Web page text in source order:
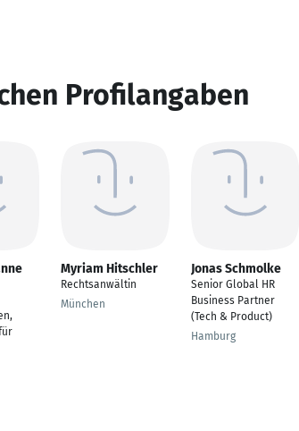
Profilangaben
Myriam Hitschler
Rechtsanwältin
München
Jonas Schmolke
Senior Global HR
Business Partner
(Tech & Product)
Hamburg